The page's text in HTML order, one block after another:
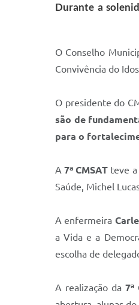
Durante a
O Conselho
Convivência do
O presidente do
são de
para o
A7ª CMSAT teve a
Saúde, Michel
A enfermeira
a Vida e a
escolha de
A realização da 7ª